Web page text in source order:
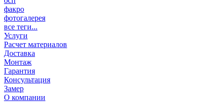
факро
фотогалерея
все теги...
Услуги
Расчет материалов
Доставка
Монтаж
Гарантия
Консультация
Замер
О компании